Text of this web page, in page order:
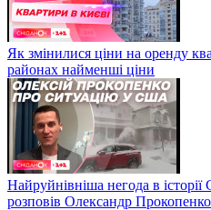
Як змінилися ціни на оренду
районах найменші ціни
Найруйнівніша негода в
розповів Олександр Прокопенко